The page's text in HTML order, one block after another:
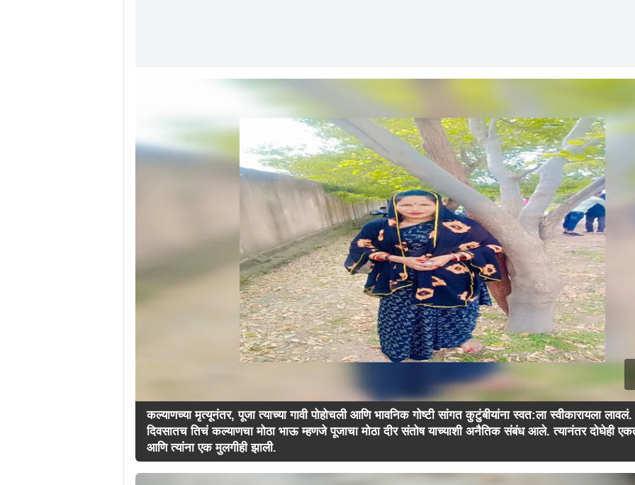
कल्याणच्या मृत्यूनंतर, पूजा त्याच्या गावी पोहोचली आणि भावनिक गोष्टी सांगत कुटुंबीयांना स्वत:ला स्वीकारायला लावलं.
दिवसातच तिचं कल्याणचा मोठा भाऊ म्हणजे पूजाचा मोठा दीर संतोष याच्याशी अनैतिक संबंध आले. त्यानंतर दोघेही
आणि त्यांना एक मुलगीही झाली.